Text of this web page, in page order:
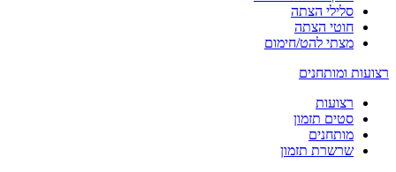
סלילי הצתה
חוטי הצתה
מצתי להט/חימום
רצועות ומותחנים
רצועות
סטים תזמון
מותחנים
שרשרת תזמון